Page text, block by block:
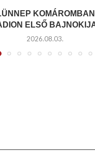
ELSŐ
2026.08.03.